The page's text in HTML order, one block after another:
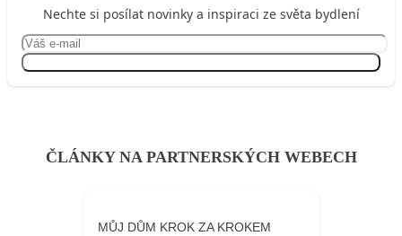
Nechte si posílat novinky a inspiraci ze světa bydlení
ČLÁNKY NA PARTNERSKÝCH WEBECH
MŮJ DŮM KROK ZA KROKEM